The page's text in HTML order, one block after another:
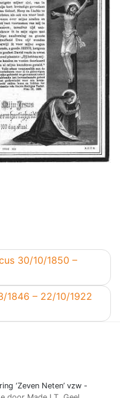
30/10/1850 –
1846 – 22/10/1922
‘Zeven Neten’ vzw -